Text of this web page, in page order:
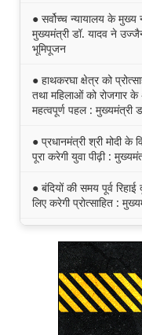
● सर्वोच्च न्यायालय के मुख्‍य
मुख्यमंत्री डॉ. यादव ने
भूमिपूजन
● हाथकरघा क्षेत्र को
तथा महिलाओं को रोजगार
महत्वपूर्ण पहल : मुख्यमंत्री
● प्रधानमंत्री श्री मोदी
पूरा करेगी युवा पीढ़ी :
● बंदियों की समय पूर्व
लिए करेगी प्रोत्साहित :
● छिंदवाड़ा को औद्योगिक
मुख्यमंत्री डॉ. यादव
● जन सेवा में संवेदनशीलता
डॉ. यादव